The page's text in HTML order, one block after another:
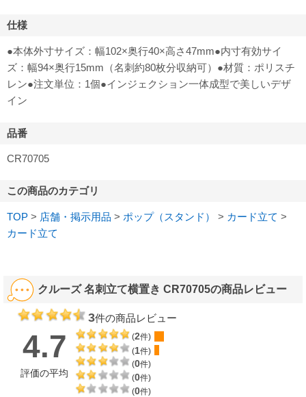
仕様
●本体外寸サイズ：幅102×奥行40×高さ47mm●内寸有効サイ
ズ：幅94×奥行15mm（名刺約80枚分収納可）●材質：ポリスチ
レン●注文単位：1個●インジェクション一体成型で美しいデザ
イン
品番
CR70705
この商品のカテゴリ
TOP > 店舗・掲示用品 > ポップ（スタンド） > カード立て >
カード立て
クルーズ 名刺立て横置き CR70705の商品レビュー
3件の商品レビュー
4.7
評価の平均
(2件)
(1件)
(0件)
(0件)
(0件)